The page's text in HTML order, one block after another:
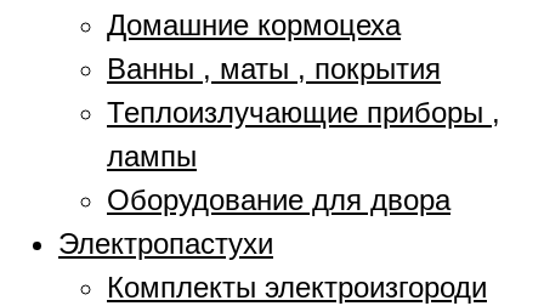
Домашние кормоцеха
Ванны , маты , покрытия
Теплоизлучающие приборы ,
лампы
Оборудование для двора
Электропастухи
Комплекты электроизгороди